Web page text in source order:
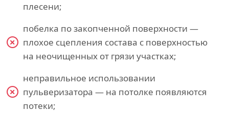
плесени;
побелка по закопченной поверхности —
плохое сцепления состава с поверхностью
на неочищенных от грязи участках;
неправильное использовании
пульверизатора — на потолке появляются
потеки;